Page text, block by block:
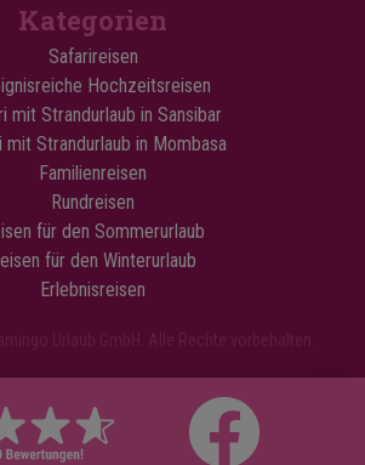
Kategorien
Safarireisen
Hochzeitsreisen
mit Strandurlaub in Sansibar
mit Strandurlaub in Mombasa
Familienreisen
Rundreisen
für den Sommerurlaub
für den Winterurlaub
Erlebnisreisen